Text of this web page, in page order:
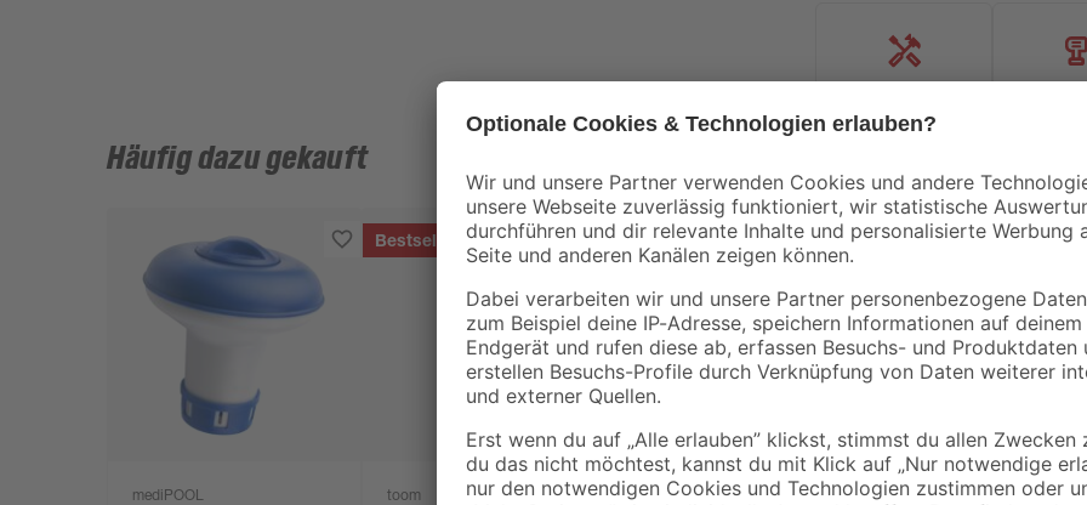
Handwerksservice
Häufig dazu gekauft
mediPOOL
Bestseller
toom
Bestseller
Aktion
toom
Bestseller
mediPOOL